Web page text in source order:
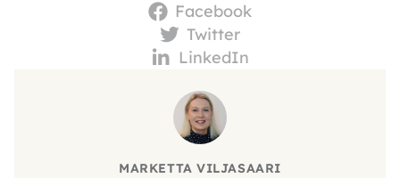
Facebook
Twitter
LinkedIn
MARKETTA VILJASAARI